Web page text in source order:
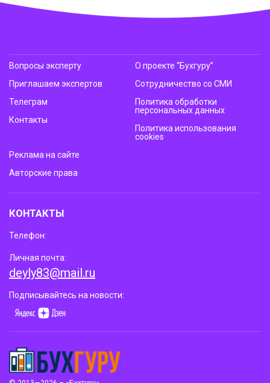
Вопросы эксперту
Приглашаем экспертов
Телеграм
Контакты
О проекте “Бухгуру”
Сотрудничество со СМИ
Политика обработки
персональных данных
Политика использования
cookies
Реклама на сайте
Авторские права
КОНТАКТЫ
Телефон:
Личная почта:
deyly83@mail.ru
Подписывайтесь на новости: